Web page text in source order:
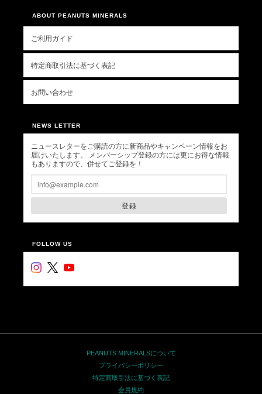
ABOUT PEANUTS MINERALS
ご利用ガイド
特定商取引法に基づく表記
お問い合わせ
NEWS LETTER
ニュースレターをご購読の方に新商品やキャンペーン情報をお
届けいたします。 メンバーシップ登録の方には更にお得な情報
もありますので、併せてご登録を！
登録
FOLLOW US
PEANUTS MINERALSについて
プライバシーポリシー
特定商取引法に基づく表記
会員規約